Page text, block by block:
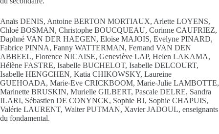
Anaïs DENIS, Antoine BERTON MORTIAUX, Arlette LOYENS,
Chloé BOSMAN, Christophe BOUCQUEAU, Corinne CAUFRIEZ,
Daphné VAN DER HAEGEN, Eloise MAJOIS, Evelyne PINARD,
Fabrice PINNA, Fanny WATTERMAN, Fernand VAN DEN
ABBEEL, Florence NICAISE, Geneviève LAP, Helen LAKAMA,
Hélène FASTRE, Isabelle BUCHELOT, Isabelle DELCOURT,
Isabelle HENGCHEN, Katia CHIKOWSKY, Laureine
GUEHOADA, Marie-Eve CRICKBOOM, Marie-Julie LAMBOTTE,
Marinette BRUSKIN, Murielle GILBERT, Pascale DELRE, Sandra
ILARI, Sébastien DE CONYNCK, Sophie BJ, Sophie CHAPUIS,
Valérie LAURENT, Walter PUTMAN, Xavier JADOUL, enseignants
du fondamental.